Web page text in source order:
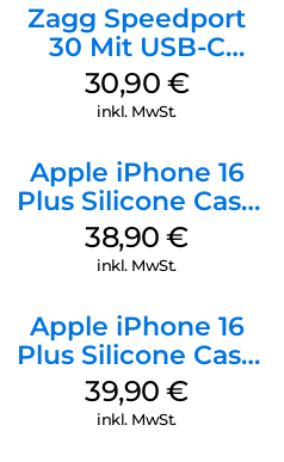
Zagg Speedport
30 Mit USB-C
Kabel Weiß
30,90 €
inkl. MwSt.
Apple iPhone 16
Plus Silicone Case
MagSafe Denim
38,90€
inkl. MwSt.
Apple iPhone 16
Plus Silicone Case
MagSafe Plum
39,90€
inkl. MwSt.